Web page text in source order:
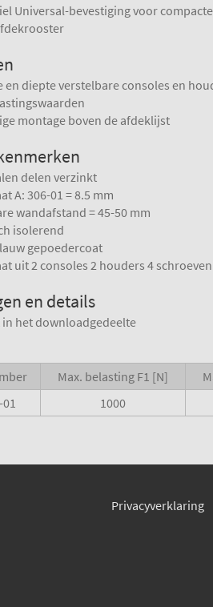
Universal-bevestiging voor
en diepte verstelbare consoles en
montage boven de afdeklijst
delen verzinkt
A: 306-01 = 8.5 mm
wandafstand = 45-50 mm
isolerend
gepoedercoat
uit 2 consoles 2 houders 4
en details
het downloadgedeelte
Max. belasting F1 [N]
1000
Privacyverklaring